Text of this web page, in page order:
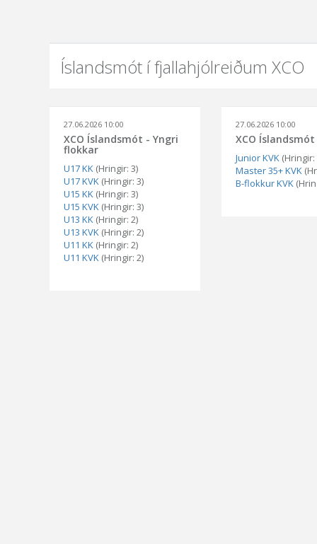
Íslandsmót í fjallahjólreiðum XCO
27.06.2026 10:00
XCO Íslandsmót - Yngri
flokkar
U17 KK (Hringir: 3)
U17 KVK (Hringir: 3)
U15 KK (Hringir: 3)
U15 KVK (Hringir: 3)
U13 KK (Hringir: 2)
U13 KVK (Hringir: 2)
U11 KK (Hringir: 2)
U11 KVK (Hringir: 2)
27.06.2026 10:00
XCO Íslandsmót
Junior KVK(Hringir:
Master 35+ KVK
B-flokkur KVK